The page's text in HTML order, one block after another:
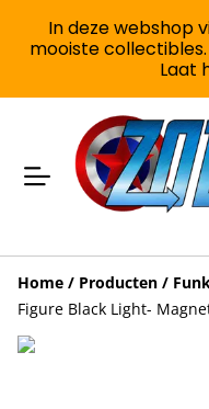
In deze webshop
mooiste
Laat
Home / Producten /
Figure Black Light-